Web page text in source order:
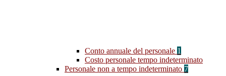
Conto annuale del personale 1
Costo personale tempo indeterminato
Personale non a tempo indeterminato 7